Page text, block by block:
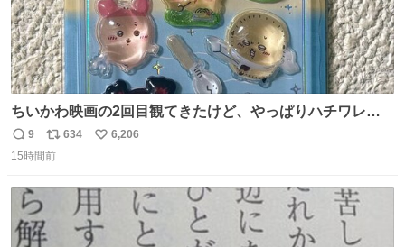
ちいかわ映画の2回目観てきたけど、やっぱりハチワレの
「ハモりすごいよッ…」に対するちいかわの「エ゛ッ!?(い
まそんな場合じゃねぇだろお前よぉ)」が面白すぎる。
返
信
9
リ
ポ
数
634
い
数
6,206
15時間前